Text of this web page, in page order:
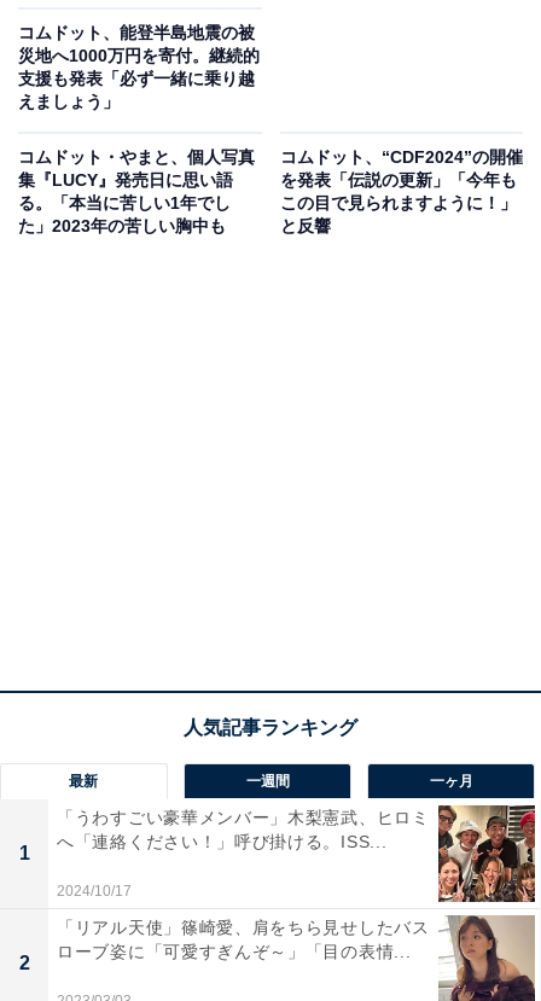
コムドット、能登半島地震の被
災地へ1000万円を寄付。継続的
支援も発表「必ず一緒に乗り越
えましょう」
コムドット・やまと、個人写真
集『LUCY』発売日に思い語
る。「本当に苦しい1年でし
た」2023年の苦しい胸中も
コムドット、“CDF2024”の開催
を発表「伝説の更新」「今年も
この目で見られますように！」
と反響
最新 一週間 一ヶ月
1
「うわすごい豪華メンバー」木梨憲武、ヒロミ
へ「連絡ください！」呼び掛ける。ISS...
2024/10/17
2
「リアル天使」篠崎愛、肩をちら見せしたバス
ローブ姿に「可愛すぎんぞ～」「目の表情...